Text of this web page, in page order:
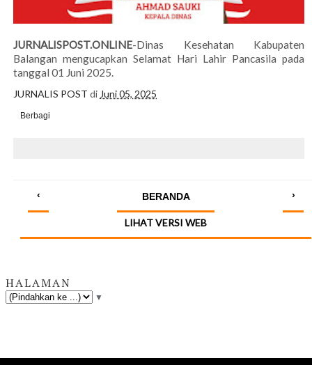
JURNALISPOST.ONLINE-Dinas Kesehatan Kabupaten
Balangan mengucapkan Selamat Hari Lahir Pancasila pada
tanggal 01 Juni 2025.
JURNALIS POST diJuni 05, 2025
Berbagi
‹ ›
BERANDA
LIHAT VERSI WEB
HALAMAN
▼